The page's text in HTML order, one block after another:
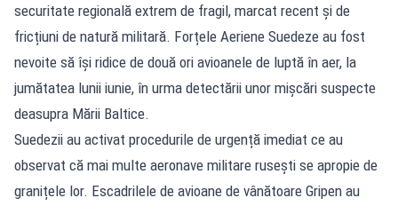
securitate regională extrem de fragil, marcat recent și de
fricțiuni de natură militară. Forțele Aeriene Suedeze au fost
nevoite să își ridice de două ori avioanele de luptă în aer, la
jumătatea lunii iunie, în urma detectării unor mișcări suspecte
deasupra Mării Baltice.
Suedezii au activat procedurile de urgență imediat ce au
observat că mai multe aeronave militare rusești se apropie de
granițele lor. Escadrilele de avioane de vânătoare Gripen au